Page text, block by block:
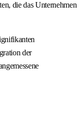
die das Unternehmen
der